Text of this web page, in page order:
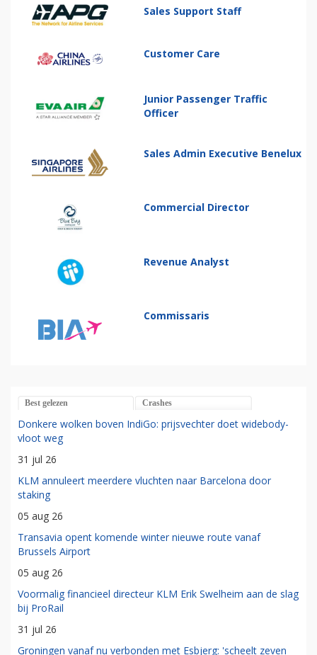
Sales Support Staff
Customer Care
Junior Passenger Traffic
Officer
Sales Admin Executive Benelux
Commercial Director
Revenue Analyst
Commissaris
Best gelezen Crashes
Donkere wolken boven IndiGo: prijsvechter doet widebody-
vloot weg
31 jul 26
KLM annuleert meerdere vluchten naar Barcelona door
staking
05 aug 26
Transavia opent komende winter nieuwe route vanaf
Brussels Airport
05 aug 26
Voormalig financieel directeur KLM Erik Swelheim aan de slag
bij ProRail
31 jul 26
Groningen vanaf nu verbonden met Esbjerg: 'scheelt zeven